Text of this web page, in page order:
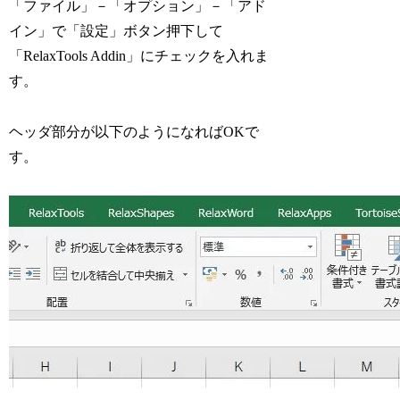
「ファイル」－「オプション」－「アド
イン」で「設定」ボタン押下して
「RelaxTools Addin」にチェックを入れま
す。
ヘッダ部分が以下のようになればOKで
す。